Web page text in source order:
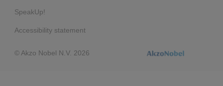
SpeakUp!
Accessibility statement
© Akzo Nobel N.V. 2026